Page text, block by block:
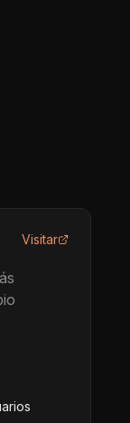
Visitar